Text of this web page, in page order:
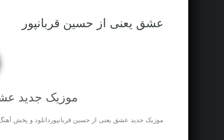
عشق یعنی از حسین قربانپور
موزیک جدید
موزیک جدید عشق یعنی از حسین قربانپوردانلود و پخش